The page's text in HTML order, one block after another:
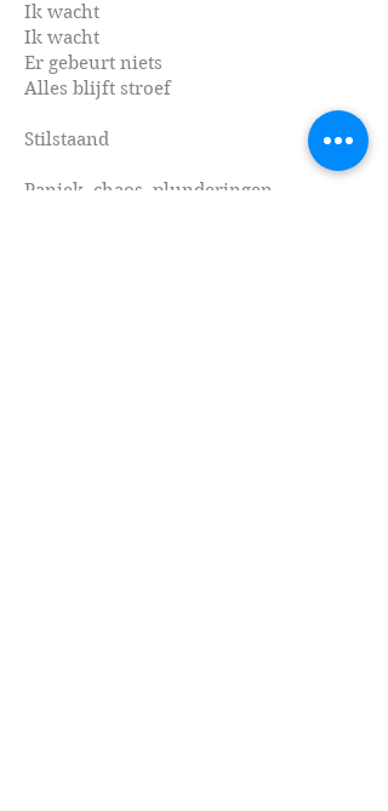
Ik wacht
Ik wacht
Er gebeurt niets
Alles blijft stroef
Stilstaand
Paniek, chaos, plunderingen